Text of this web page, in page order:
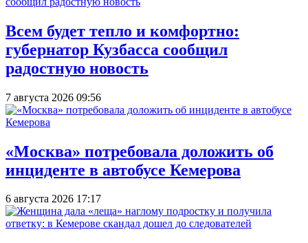
Всем будет тепло и комфортно:
губернатор Кузбасса сообщил
радостную новость
7 августа 2026 09:56
«Москва» потребовала доложить об
инциденте в автобусе Кемерова
6 августа 2026 17:17